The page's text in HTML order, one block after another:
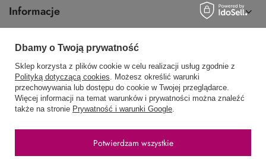
Informacje
58 762 91 40 Poniedziałek - Piątek / 8:00 - 15:30
sklep@hurtowniawera.pl Wera,Wodnika 50,80-299Gdańsk
Stawki VAT dla konsumentów z kraju:
Dbamy o Twoją prywatność
Sklep korzysta z plików cookie w celu realizacji usług zgodnie z
Polityką dotyczącą cookies. Możesz określić warunki
przechowywania lub dostępu do cookie w Twojej przeglądarce.
Więcej informacji na temat warunków i prywatności można znaleźć
także na stronie Prywatność i warunki Google.
Potwierdzam wszystkie